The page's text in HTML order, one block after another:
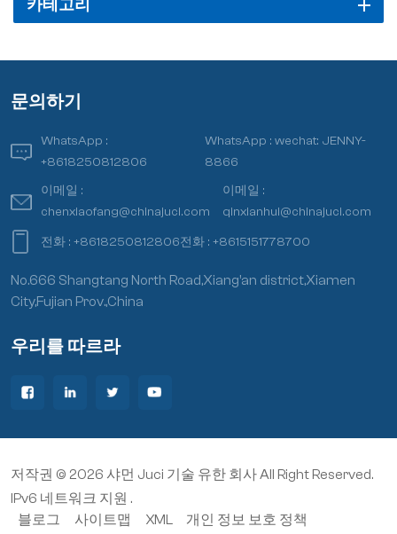
카테고리
문의하기
WhatsApp :
+8618250812806
WhatsApp :wechat: JENNY-
8866
이메일 :
chenxiaofang@chinajuci.com
이메일 :
qinxianhui@chinajuci.com
전화 :+8618250812806전화 :+8615151778700
No.666 Shangtang North Road,Xiang’an district,Xiamen
City,Fujian Prov.,China
우리를 따르라
저작권 © 2026 샤먼 Juci 기술 유한 회사 All Right Reserved.
IPv6 네트워크 지원 .
블로그
사이트맵 XML 개인 정보 보호 정책